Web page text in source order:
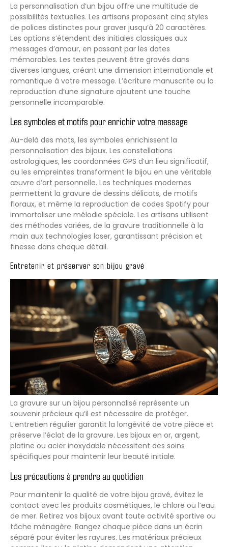
La personnalisation d’un bijou offre une multitude de
possibilités textuelles. Les artisans proposent cinq styles
de polices distinctes pour graver jusqu’à 20 caractères.
Les options s’étendent des initiales classiques aux
messages d’amour, en passant par les dates
mémorables. Les textes peuvent être gravés dans
diverses langues, créant une dimension internationale et
romantique à votre message. L’écriture manuscrite ou la
reproduction d’une signature ajoutent une touche
personnelle incomparable.
Les symboles et motifs pour enrichir votre message
Au-delà des mots, les symboles enrichissent la
personnalisation des bijoux. Les constellations
astrologiques, les coordonnées GPS d’un lieu significatif,
ou les empreintes transforment le bijou en une véritable
œuvre d’art personnelle. Les techniques modernes
permettent la gravure de dessins délicats, de motifs
floraux, et même la reproduction de codes Spotify pour
immortaliser une mélodie spéciale. Les artisans utilisent
des méthodes variées, de la gravure traditionnelle à la
main aux technologies laser, garantissant précision et
finesse dans chaque détail.
Entretenir et préserver son bijou gravé
La gravure sur un bijou personnalisé représente un
souvenir précieux qu’il est nécessaire de protéger.
L’entretien régulier garantit la longévité de votre pièce et
préserve l’éclat de la gravure. Les bijoux en or, argent,
platine ou acier inoxydable nécessitent des soins
spécifiques pour maintenir leur beauté initiale.
Les précautions à prendre au quotidien
Pour maintenir la qualité de votre bijou gravé, évitez le
contact avec les produits cosmétiques, le chlore ou l’eau
de mer. Retirez vos bijoux avant toute activité sportive ou
tâche ménagère. Rangez chaque pièce dans un écrin
séparé pour éviter les rayures. Les matériaux précieux